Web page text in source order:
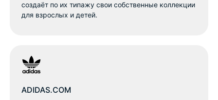
создаёт по их типажу свои собственные коллекции
для взрослых и детей.
ADIDAS.COM